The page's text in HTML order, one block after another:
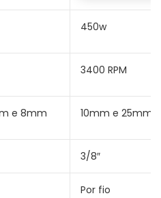
e 8mm
450w
3400 RPM
10mm e 25mm
3/8″
Por fio